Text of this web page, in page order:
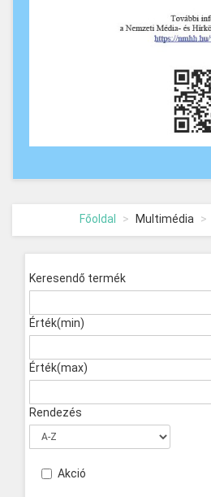
Főoldal Multimédia
Keresendő termék
Érték(min)
Érték(max)
Rendezés
Akció